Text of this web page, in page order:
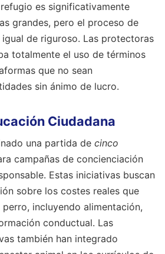
es significativamente
grandes, pero el proceso de
de riguroso. Las protectoras
totalmente el uso de términos
que no sean
sin ánimo de lucro.
Ciudadana
una partida de cinco
campañas de concienciación
Estas iniciativas buscan
sobre los costes reales que
incluyendo alimentación,
conductual. Las
también han integrado